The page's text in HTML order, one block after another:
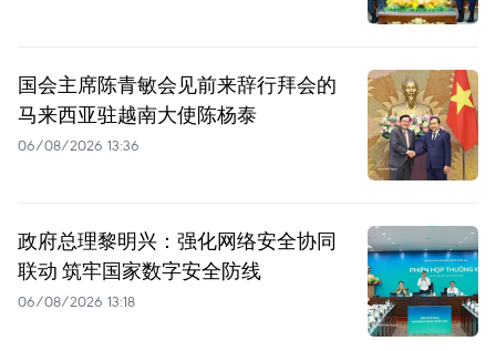
国会主席陈青敏会见前来辞行拜会的
马来西亚驻越南大使陈杨泰
06/08/2026 13:36
政府总理黎明兴：强化网络安全协同
联动 筑牢国家数字安全防线
06/08/2026 13:18